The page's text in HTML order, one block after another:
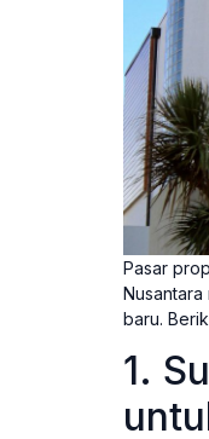
Pasar
baru.
1.